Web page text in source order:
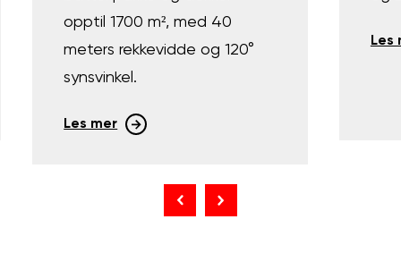
opptil 1700 m², med 40
meters rekkevidde og 120°
synsvinkel.
Les mer
Les